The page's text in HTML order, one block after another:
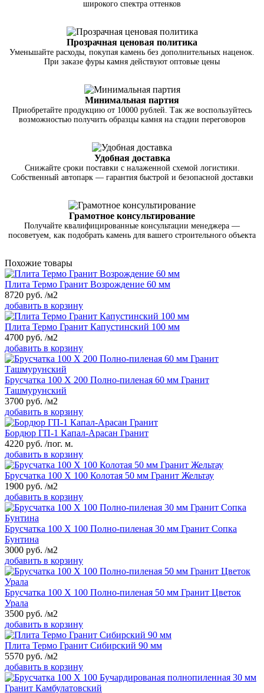
широкого спектра оттенков
Прозрачная ценовая политика
Уменьшайте расходы, покупая камень без дополнительных наценок.
При заказе фуры камня действуют оптовые цены
Минимальная партия
Приобретайте продукцию от 10000 рублей. Так же воспользуйтесь
возможностью получить образцы камня на стадии переговоров
Удобная доставка
Снижайте сроки поставки с налаженной схемой логистики.
Собственный автопарк — гарантия быстрой и безопасной доставки
Грамотное консультирование
Получайте квалифицированные консультации менеджера —
посоветуем, как подобрать камень для вашего строительного объекта
Похожие товары
Плита Термо Гранит Возрождение 60 мм
8720 руб. /м2
добавить в корзину
Плита Термо Гранит Капустинский 100 мм
4700 руб. /м2
добавить в корзину
Брусчатка 100 Х 200 Полно-пиленая 60 мм Гранит
Ташмурунский
3700 руб. /м2
добавить в корзину
Бордюр ГП-1 Капал-Арасан Гранит
4220 руб. /пог. м.
добавить в корзину
Брусчатка 100 Х 100 Колотая 50 мм Гранит Жельтау
1900 руб. /м2
добавить в корзину
Брусчатка 100 Х 100 Полно-пиленая 30 мм Гранит Сопка
Бунтина
3000 руб. /м2
добавить в корзину
Брусчатка 100 Х 100 Полно-пиленая 50 мм Гранит Цветок
Урала
3500 руб. /м2
добавить в корзину
Плита Термо Гранит Сибирский 90 мм
5570 руб. /м2
добавить в корзину